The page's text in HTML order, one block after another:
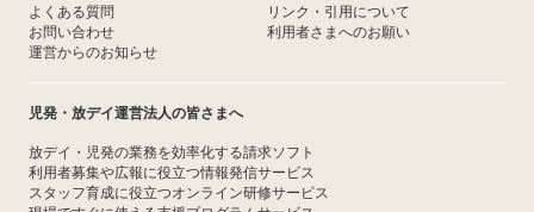
よくある質問
お問い合わせ
運営からのお知らせ
リンク・引用について
利用者さまへのお願い
児発・放デイ運営法人の皆さまへ
放デイ・児発の業務を効率化する請求ソフト
利用者募集や広報に役立つ情報発信サービス
スタッフ育成に役立つオンライン研修サービス